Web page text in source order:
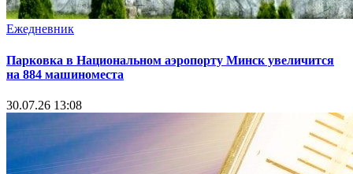
Ежедневник
Парковка в Национальном аэропорту Минск увеличится
на 884 машиноместа
30.07.26 13:08